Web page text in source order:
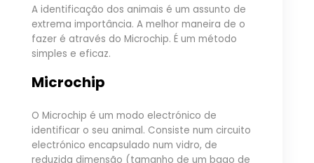
A identificação dos animais é um assunto de
extrema importância. A melhor maneira de o
fazer é através do Microchip. É um método
simples e eficaz.
Microchip
O Microchip é um modo electrónico de
identificar o seu animal. Consiste num circuito
electrónico encapsulado num vidro, de
reduzida dimensão (tamanho de um bago de